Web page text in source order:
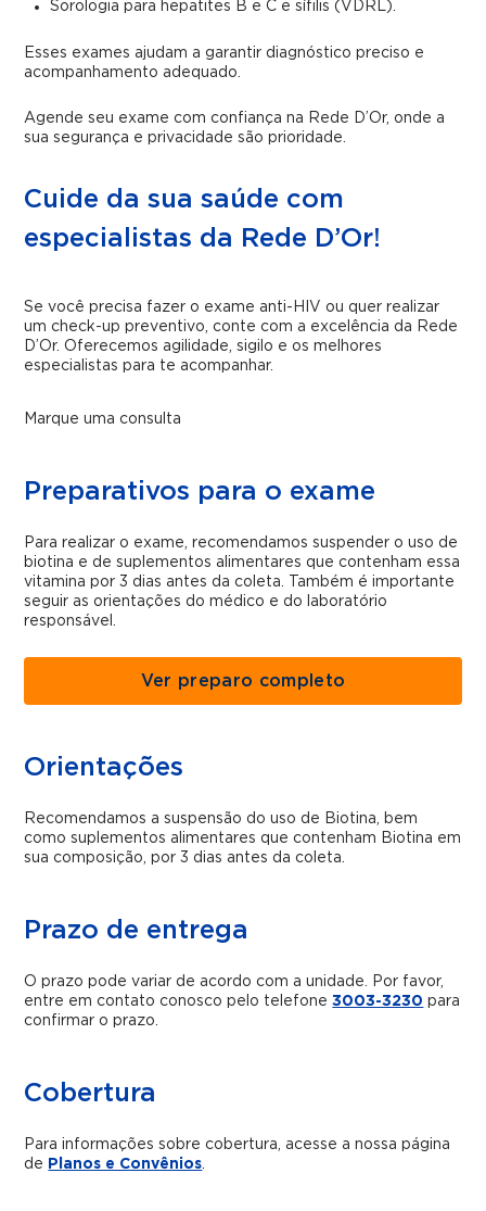
Sorologia para hepatites B e C e sífilis (VDRL).
Esses exames ajudam a garantir diagnóstico preciso e
acompanhamento adequado.
Agende seu exame com confiança na Rede D’Or, onde a
sua segurança e privacidade são prioridade.
Cuide da sua saúde com
especialistas da Rede D’Or!
Se você precisa fazer o exame anti-HIV ou quer realizar
um check-up preventivo, conte com a excelência da Rede
D’Or. Oferecemos agilidade, sigilo e os melhores
especialistas para te acompanhar.
Marque uma consulta
Preparativos para o exame
Para realizar o exame, recomendamos suspender o uso de
biotina e de suplementos alimentares que contenham essa
vitamina por 3 dias antes da coleta. Também é importante
seguir as orientações do médico e do laboratório
responsável.
Ver preparo completo
Orientações
Recomendamos a suspensão do uso de Biotina, bem
como suplementos alimentares que contenham Biotina em
sua composição, por 3 dias antes da coleta.
Prazo de entrega
O prazo pode variar de acordo com a unidade. Por favor,
entre em contato conosco pelo telefone3003-3230 para
confirmar o prazo.
Cobertura
Para informações sobre cobertura, acesse a nossa página
de Planos e Convênios.